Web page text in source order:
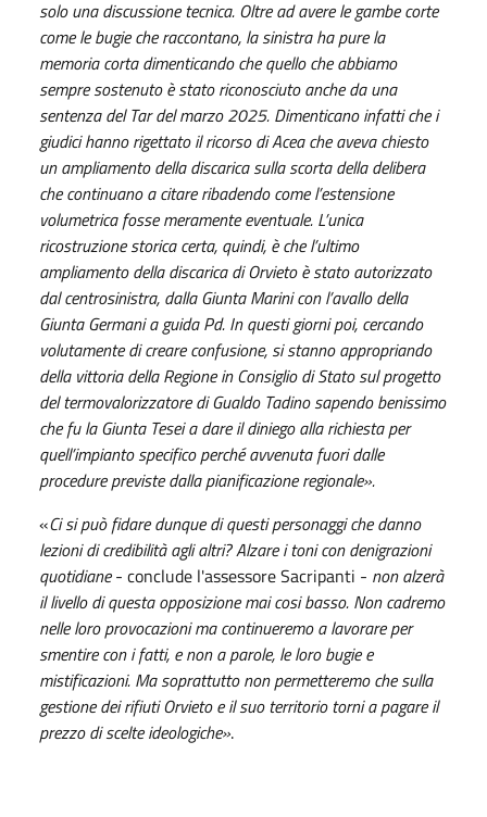
solo una discussione tecnica. Oltre ad avere le gambe corte
come le bugie che raccontano, la sinistra ha pure la
memoria corta dimenticando che quello che abbiamo
sempre sostenuto è stato riconosciuto anche da una
sentenza del Tar del marzo 2025. Dimenticano infatti che i
giudici hanno rigettato il ricorso di Acea che aveva chiesto
un ampliamento della discarica sulla scorta della delibera
che continuano a citare ribadendo come l’estensione
volumetrica fosse meramente eventuale. L’unica
ricostruzione storica certa, quindi, è che l’ultimo
ampliamento della discarica di Orvieto è stato autorizzato
dal centrosinistra, dalla Giunta Marini con l’avallo della
Giunta Germani a guida Pd. In questi giorni poi, cercando
volutamente di creare confusione, si stanno appropriando
della vittoria della Regione in Consiglio di Stato sul progetto
del termovalorizzatore di Gualdo Tadino sapendo benissimo
che fu la Giunta Tesei a dare il diniego alla richiesta per
quell’impianto specifico perché avvenuta fuori dalle
procedure previste dalla pianificazione regionale».
«Ci si può fidare dunque di questi personaggi che danno
lezioni di credibilità agli altri? Alzare i toni con denigrazioni
quotidiane- conclude l'assessore Sacripanti - non alzerà
il livello di questa opposizione mai cosi basso. Non cadremo
nelle loro provocazioni ma continueremo a lavorare per
smentire con i fatti, e non a parole, le loro bugie e
mistificazioni. Ma soprattutto non permetteremo che sulla
gestione dei rifiuti Orvieto e il suo territorio torni a pagare il
prezzo di scelte ideologiche».